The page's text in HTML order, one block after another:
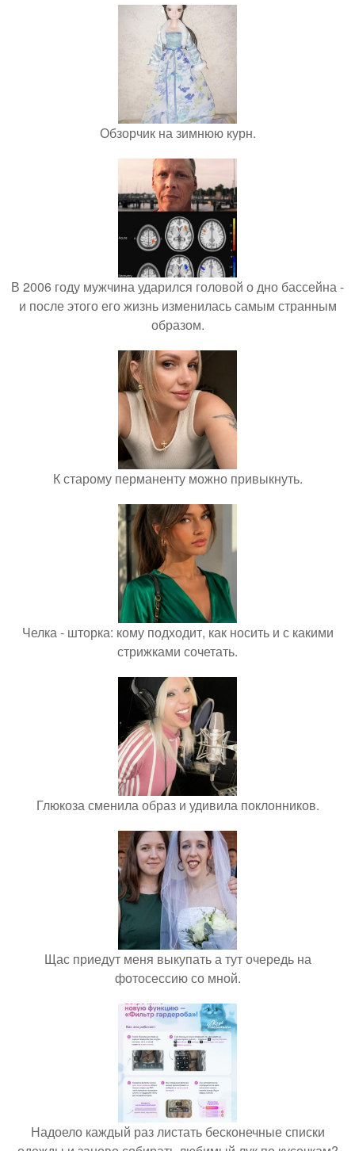
Обзорчик на зимнюю курн.
В 2006 году мужчина ударился головой о дно бассейна -
и после этого его жизнь изменилась самым странным
образом.
К старому перманенту можно привыкнуть.
Челка - шторка: кому подходит, как носить и с какими
стрижками сочетать.
Глюкоза сменила образ и удивила поклонников.
Щас приедут меня выкупать а тут очередь на
фотосессию со мной.
Надоело каждый раз листать бесконечные списки